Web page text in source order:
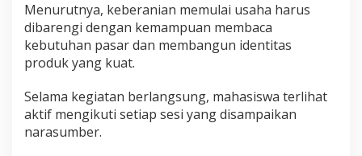
Menurutnya, keberanian memulai usaha harus
dibarengi dengan kemampuan membaca
kebutuhan pasar dan membangun identitas
produk yang kuat.
Selama kegiatan berlangsung, mahasiswa terlihat
aktif mengikuti setiap sesi yang disampaikan
narasumber.